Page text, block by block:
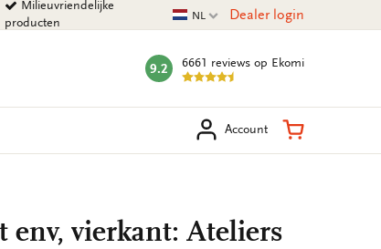
Milieuvriendelijke
producten
Huidige taal
NL Dealer login
mark:
9.2 6661 reviews op Ekomi
Account Winkelmand
env, vierkant: Ateliers